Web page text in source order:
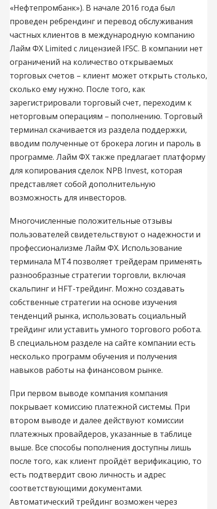
«Нефтепромбанк»). В начале 2016 года был
проведен ребрендинг и перевод обслуживания
частных клиентов в международную компанию
Лайм ФХ Limited с лицензией IFSC. В компании нет
ограничений на количество открываемых
торговых счетов – клиент может открыть столько,
сколько ему нужно. После того, как
зарегистрировали торговый счет, переходим к
неторговым операциям – пополнению. Торговый
терминал скачивается из раздела поддержки,
вводим полученные от брокера логин и пароль в
программе. Лайм ФХ также предлагает платформу
для копирования сделок NPB Invest, которая
представляет собой дополнительную
возможность для инвесторов.
Многочисленные положительные отзывы
пользователей свидетельствуют о надежности и
профессионализме Лайм ФХ. Использование
терминала MT4 позволяет трейдерам применять
разнообразные стратегии торговли, включая
скальпинг и HFT-трейдинг. Можно создавать
собственные стратегии на основе изучения
тенденций рынка, использовать социальный
трейдинг или уставить умного торгового робота.
В специальном разделе на сайте компании есть
несколько программ обучения и получения
навыков работы на финансовом рынке.
При первом выводе компания компания
покрывает комиссию платежной системы. При
втором выводе и далее действуют комиссии
платежных провайдеров, указанные в таблице
выше. Все способы пополнения доступны лишь
после того, как клиент пройдёт верификацию, то
есть подтвердит свою личность и адрес
соответствующими документами.
Автоматический трейдинг возможен через